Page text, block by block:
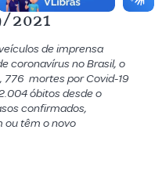
2021
de imprensa
coronavírus no Brasil, o
776 mortes por Covid-19
óbitos desde o
confirmados,
ou têm o novo